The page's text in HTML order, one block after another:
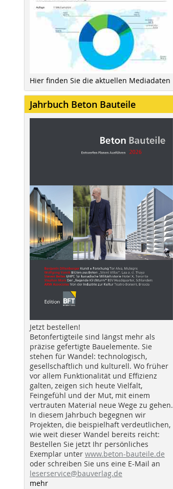
Hier finden Sie die aktuellen Mediadaten
Jahrbuch Beton Bauteile
Jetzt bestellen!
Betonfertigteile sind längst mehr als
präzise gefertigte Bauelemente. Sie
stehen für Wandel: technologisch,
gesellschaftlich und kulturell. Wo früher
vor allem Funktionalität und Effizienz
galten, zeigen sich heute Vielfalt,
Feingefühl und der Mut, mit einem
vertrauten Material neue Wege zu gehen.
In diesem Jahrbuch begegnen wir
Projekten, die beispielhaft verdeutlichen,
wie weit dieser Wandel bereits reicht:
Bestellen Sie jetzt Ihr persönliches
Exemplar unter www.beton-bauteile.de
oder schreiben Sie uns eine E-Mail an
leserservice@bauverlag.de
mehr